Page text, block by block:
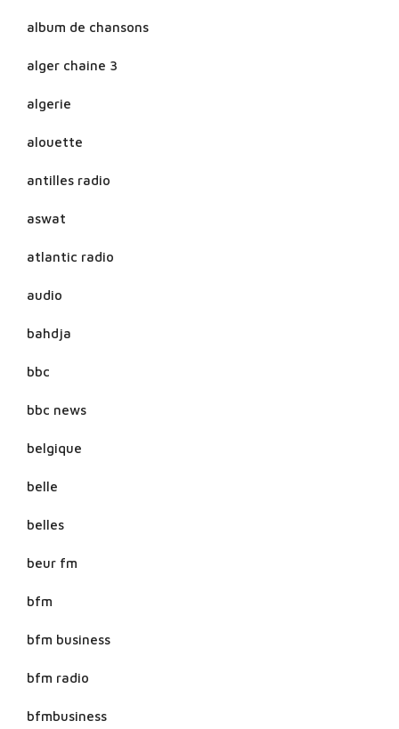
album de chansons
alger chaine 3
algerie
alouette
antilles radio
aswat
atlantic radio
audio
bahdja
bbc
bbc news
belgique
belle
belles
beur fm
bfm
bfm business
bfm radio
bfmbusiness